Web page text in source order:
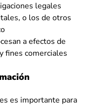
legales
o los de otros
a efectos de
fines comerciales
es importante para